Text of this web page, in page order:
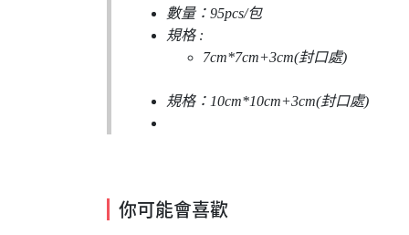
數量：95pcs/包
規格 :
7cm*7cm+3cm(封口處)
規格： 10cm*10cm+3cm(封口處)
你可能會喜歡